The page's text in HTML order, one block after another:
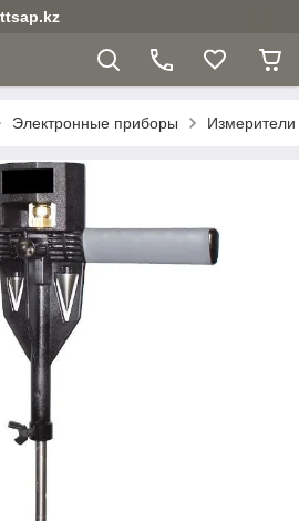
Электронные приборы